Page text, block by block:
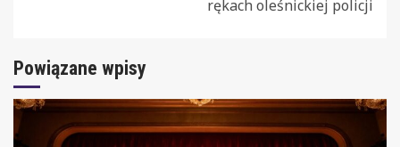
rękach oleśnickiej policji
Powiązane wpisy